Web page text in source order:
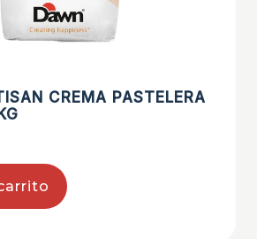
CREMA PASTELERA